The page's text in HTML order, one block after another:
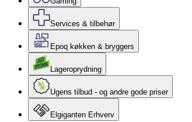
Services & tilbehør
Epoq køkken & bryggers
Lageroprydning
Ugens tilbud - og andre gode priser
Elgiganten Erhverv